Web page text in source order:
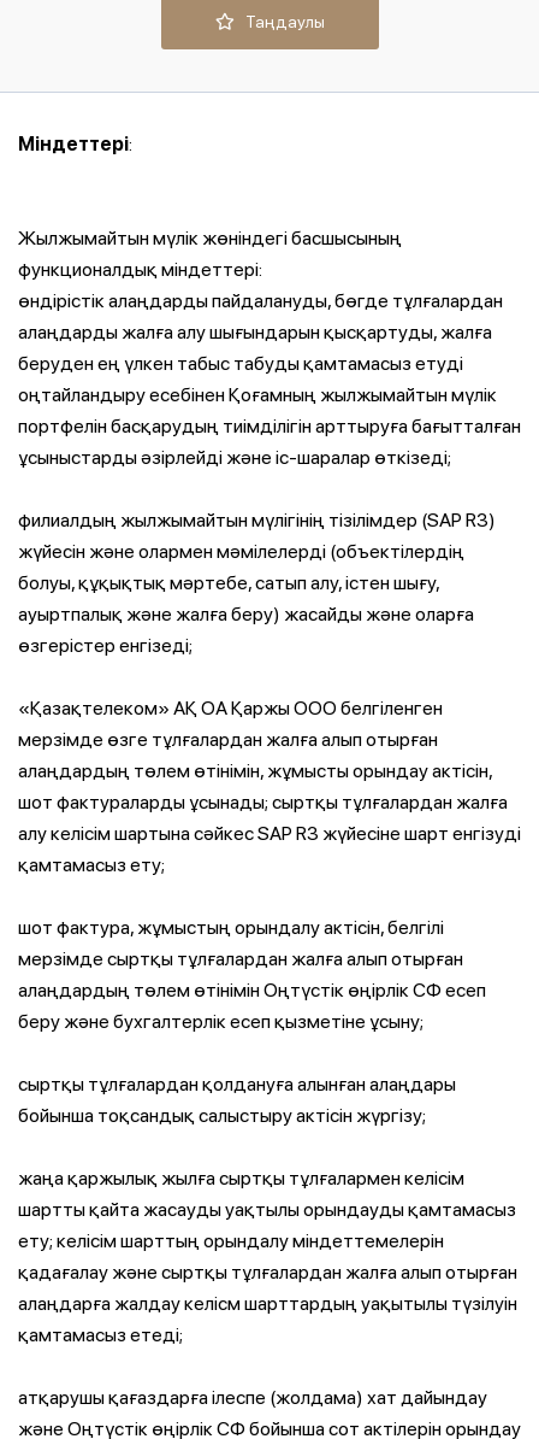
Таңдаулы
Міндеттері:
Жылжымайтын мүлік жөніндегі басшысының
функционалдық міндеттері:
өндірістік алаңдарды пайдалануды, бөгде тұлғалардан
алаңдарды жалға алу шығындарын қысқартуды, жалға
беруден ең үлкен табыс табуды қамтамасыз етуді
оңтайландыру есебінен Қоғамның жылжымайтын мүлік
портфелін басқарудың тиімділігін арттыруға бағытталған
ұсыныстарды әзірлейді және іс-шаралар өткізеді;
филиалдың жылжымайтын мүлігінің тізілімдер (SAP R3)
жүйесін және олармен мәмілелерді (объектілердің
болуы, құқықтық мәртебе, сатып алу, істен шығу,
ауыртпалық және жалға беру) жасайды және оларға
өзгерістер енгізеді;
«Қазақтелеком» АҚ ОА Қаржы ООО белгіленген
мерзімде өзге тұлғалардан жалға алып отырған
алаңдардың төлем өтінімін, жұмысты орындау актісін,
шот фактураларды ұсынады; сыртқы тұлғалардан жалға
алу келісім шартына сәйкес SAP R3 жүйесіне шарт енгізуді
қамтамасыз ету;
шот фактура, жұмыстың орындалу актісін, белгілі
мерзімде сыртқы тұлғалардан жалға алып отырған
алаңдардың төлем өтінімін Оңтүстік өңірлік СФ есеп
беру және бухгалтерлік есеп қызметіне ұсыну;
сыртқы тұлғалардан қолдануға алынған алаңдары
бойынша тоқсандық салыстыру актісін жүргізу;
жаңа қаржылық жылға сыртқы тұлғалармен келісім
шартты қайта жасауды уақтылы орындауды қамтамасыз
ету; келісім шарттың орындалу міндеттемелерін
қадағалау және сыртқы тұлғалардан жалға алып отырған
алаңдарға жалдау келісм шарттардың уақытылы түзілуін
қамтамасыз етеді;
атқарушы қағаздарға ілеспе (жолдама) хат дайындау
және Оңтүстік өңірлік СФ бойынша сот актілерін орындау